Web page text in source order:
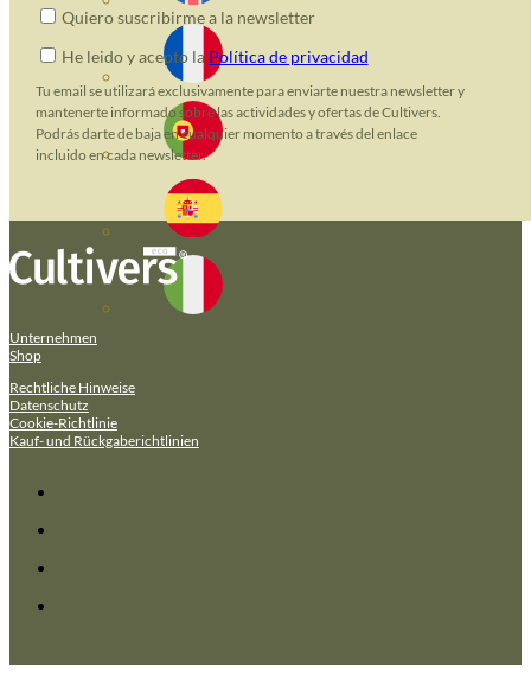
Quiero suscribirme a la newsletter
He leido y acepto la Política de privacidad
Tu email se utilizará exclusivamente para enviarte nuestra newsletter y
mantenerte informado sobre las actividades y ofertas de Cultivers.
Podrás darte de baja en cualquier momento a través del enlace
incluido en cada newsletter.
Unternehmen
Shop
Rechtliche Hinweise
Datenschutz
Cookie-Richtlinie
Kauf- und Rückgaberichtlinien